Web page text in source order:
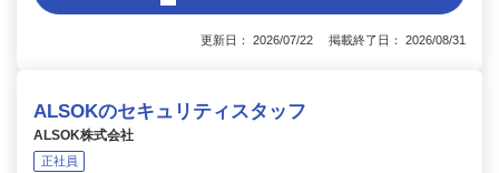
更新日： 2026/07/22 掲載終了日： 2026/08/31
ALSOKのセキュリティスタッフ
ALSOK株式会社
正社員